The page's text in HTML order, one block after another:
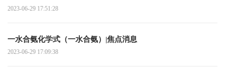
2023-06-29 17:51:28
一水合氨化学式（一水合氨）|焦点消息
2023-06-29 17:09:38